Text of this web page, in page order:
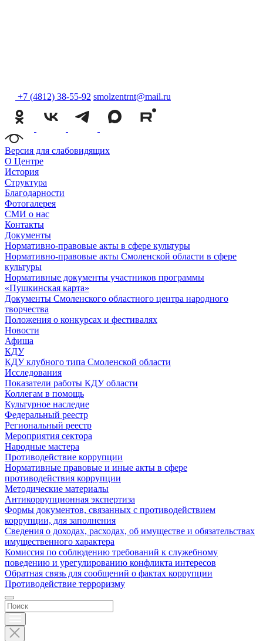
+7 (4812) 38-55-92 smolzentrnt@mail.ru
Версия для слабовидящих
О Центре
История
Структура
Благодарности
Фотогалерея
СМИ о нас
Контакты
Документы
Нормативно-правовые акты в сфере культуры
Нормативно-правовые акты Смоленской области в сфере
культуры
Нормативные документы участников программы
«Пушкинская карта»
Документы Смоленского областного центра народного
творчества
Положения о конкурсах и фестивалях
Новости
Афиша
КДУ
КДУ клубного типа Смоленской области
Исследования
Показатели работы КДУ области
Коллегам в помощь
Культурное наследие
Федеральный реестр
Региональный реестр
Мероприятия сектора
Народные мастера
Противодействие коррупции
Нормативные правовые и иные акты в сфере
противодействия коррупции
Методические материалы
Антикоррупционная экспертиза
Формы документов, связанных с противодействием
коррупции, для заполнения
Сведения о доходах, расходах, об имуществе и обязательствах
имущественного характера
Комиссия по соблюдению требований к служебному
поведению и урегулированию конфликта интересов
Обратная связь для сообщений о фактах коррупции
Противодействие терроризму